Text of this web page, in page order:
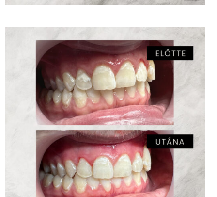
ICON kezelés – Dr. Tusa-Illyés Anna
ZOOM 2LIKES